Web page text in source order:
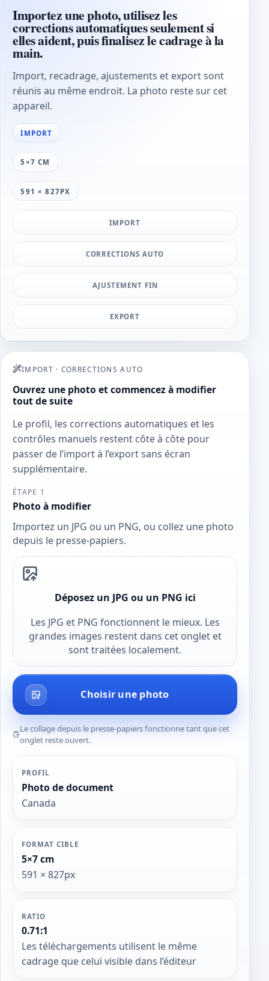
Importez une photo, utilisez les
corrections automatiques seulement si
elles aident, puis finalisez le cadrage à la
main.
Import, recadrage, ajustements et export sont
réunis au même endroit. La photo reste sur cet
appareil.
IMPORT
5×7 CM
591 × 827PX
IMPORT
CORRECTIONS AUTO
AJUSTEMENT FIN
EXPORT
IMPORT · CORRECTIONS AUTO
Ouvrez une photo et commencez à modifier
tout de suite
Le profil, les corrections automatiques et les
contrôles manuels restent côte à côte pour
passer de l’import à l’export sans écran
supplémentaire.
ÉTAPE 1
Photo à modifier
Importez un JPG ou un PNG, ou collez une photo
depuis le presse-papiers.
Déposez un JPG ou un PNG ici
Les JPG et PNG fonctionnent le mieux. Les
grandes images restent dans cet onglet et
sont traitées localement.
Choisir une photo
Le collage depuis le presse-papiers fonctionne tant que cet
onglet reste ouvert.
PROFIL
Photo de document
Canada
FORMAT CIBLE
5×7 cm
591 × 827px
RATIO
0.71:1
Les téléchargements utilisent le même
cadrage que celui visible dans l’éditeur